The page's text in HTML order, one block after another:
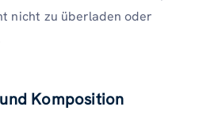
nicht zu überladen oder
Komposition